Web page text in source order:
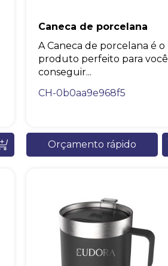
Caneca de porcelana
A Caneca de porcelana é o
produto perfeito para você
conseguir...
CH-0b0aa9e968f5
Orçamento rápido